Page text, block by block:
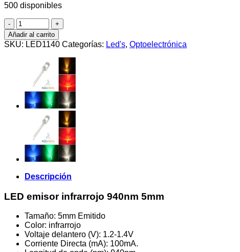
500 disponibles
LED
emisor
infrarrojo
940nm
cantidad
Añadir al carrito
SKU: LED1140 Categorías: Led's, Optoelectrónica
Descripción
LED emisor infrarrojo 940nm 5mm
Tamaño: 5mm Emitido
Color: infrarrojo
Voltaje delantero (V): 1.2-1.4V
Corriente Directa (mA): 100mA.